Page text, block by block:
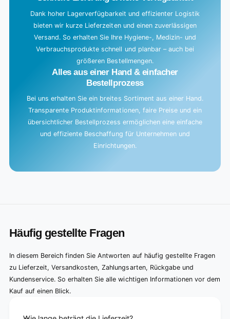
Dank hoher Lagerverfügbarkeit und effizienter Logistik
bieten wir kurze Lieferzeiten und einen zuverlässigen
Versand. So erhalten Sie Ihre Hygiene-, Medizin- und
Verbrauchsprodukte schnell und planbar – auch bei
größeren Bestellmengen.
Alles aus einer Hand & einfacher
Bestellprozess
Bei uns erhalten Sie ein breites Sortiment aus einer Hand.
Transparente Produktinformationen, faire Preise und ein
übersichtlicher Bestellprozess ermöglichen eine einfache
und effiziente Beschaffung für Unternehmen und
Einrichtungen.
Häufig gestellte Fragen
In diesem Bereich finden Sie Antworten auf häufig gestellte Fragen
zu Lieferzeit, Versandkosten, Zahlungsarten, Rückgabe und
Kundenservice. So erhalten Sie alle wichtigen Informationen vor dem
Kauf auf einen Blick.